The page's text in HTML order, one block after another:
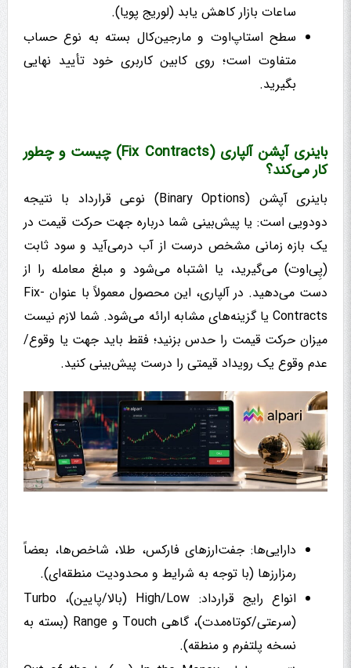
ساعات بازار کاهش یابد (لوریج پویا).
سطح استاپ‌اوت و مارجین‌کال بسته به نوع حساب
متفاوت است؛ روی کابین کاربری خود تأیید نهایی
بگیرید.
باینری آپشن آلپاری (Fix Contracts) چیست و چطور
کار می‌کند؟
باینری آپشن (Binary Options) نوعی قرارداد با نتیجه
دودویی است: یا پیش‌بینی شما درباره جهت حرکت قیمت در
یک بازه زمانی مشخص درست از آب درمی‌آید و سود ثابت
(پِی‌اوت) می‌گیرید، یا اشتباه می‌شود و مبلغ معامله را از
دست می‌دهید. در آلپاری، این محصول معمولاً با عنوان Fix-
Contracts یا گزینه‌های مشابه ارائه می‌شود. شما لازم نیست
میزان حرکت قیمت را حدس بزنید؛ فقط باید جهت یا وقوع/
عدم وقوع یک رویداد قیمتی را درست پیش‌بینی کنید.
دارایی‌ها: جفت‌ارزهای فارکس، طلا، شاخص‌ها، بعضاً
رمزارزها (با توجه به شرایط و محدودیت منطقه‌ای).
انواع رایج قرارداد: High/Low (بالا/پایین)، Turbo
(سرعتی/کوتاه‌مدت)، گاهی Touch و Range (بسته به
نسخه پلتفرم و منطقه).